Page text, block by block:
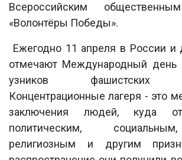
Всероссийским
«Волонтёры Победы».
Ежегодно 11 апреля в России и
отмечают Международный день
узников фашистских
Концентрационные лагеря - это
заключения людей, куда
политическим,
религиозным и другим